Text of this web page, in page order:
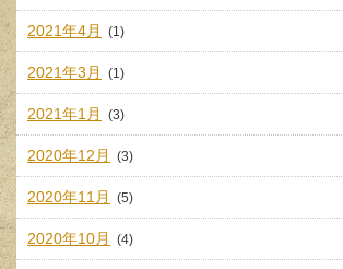
2021年4月 (1)
2021年3月 (1)
2021年1月 (3)
2020年12月 (3)
2020年11月 (5)
2020年10月 (4)